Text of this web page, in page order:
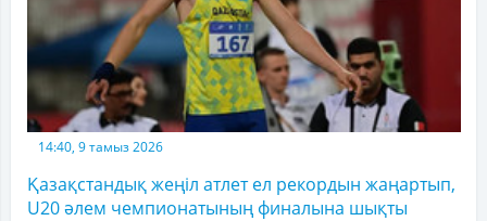
14:40, 9 тамыз 2026
Қазақстандық жеңіл атлет ел рекордын жаңартып,
U20 әлем чемпионатының финалына шықты